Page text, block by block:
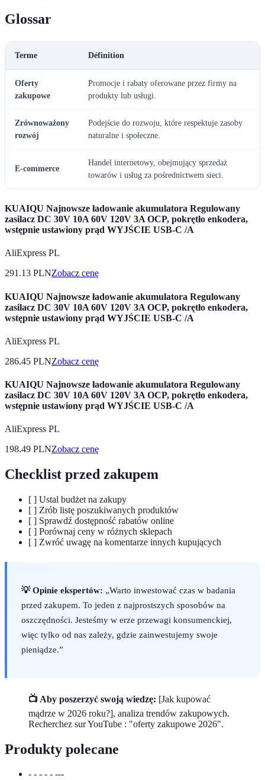
Glossar
Terme Définition
Oferty
zakupowe
Promocje i rabaty oferowane przez firmy na
produkty lub usługi.
Zrównoważony
rozwój
Podejście do rozwoju, które respektuje zasoby
naturalne i społeczne.
E-commerce
Handel internetowy, obejmujący sprzedaż
towarów i usług za pośrednictwem sieci.
KUAIQU Najnowsze ładowanie akumulatora Regulowany
zasilacz DC 30V 10A 60V 120V 3A OCP, pokrętło enkodera,
wstępnie ustawiony prąd WYJŚCIE USB-C /A
AliExpress PL
291.13 PLNZobacz cenę
KUAIQU Najnowsze ładowanie akumulatora Regulowany
zasilacz DC 30V 10A 60V 120V 3A OCP, pokrętło enkodera,
wstępnie ustawiony prąd WYJŚCIE USB-C /A
AliExpress PL
286.45 PLNZobacz cenę
KUAIQU Najnowsze ładowanie akumulatora Regulowany
zasilacz DC 30V 10A 60V 120V 3A OCP, pokrętło enkodera,
wstępnie ustawiony prąd WYJŚCIE USB-C /A
AliExpress PL
198.49 PLNZobacz cenę
Checklist przed zakupem
[ ] Ustal budżet na zakupy
[ ] Zrób listę poszukiwanych produktów
[ ] Sprawdź dostępność rabatów online
[ ] Porównaj ceny w różnych sklepach
[ ] Zwróć uwagę na komentarze innych kupujących
💡 Opinie ekspertów: „Warto inwestować czas w badania
przed zakupem. To jeden z najprostszych sposobów na
oszczędności. Jesteśmy w erze przewagi konsumenckiej,
więc tylko od nas zależy, gdzie zainwestujemy swoje
pieniądze.”
📺 Aby poszerzyć swoją wiedzę: [Jak kupować
mądrze w 2026 roku?], analiza trendów zakupowych.
Recherchez sur YouTube : "oferty zakupowe 2026".
Produkty polecane
- - - - - ---